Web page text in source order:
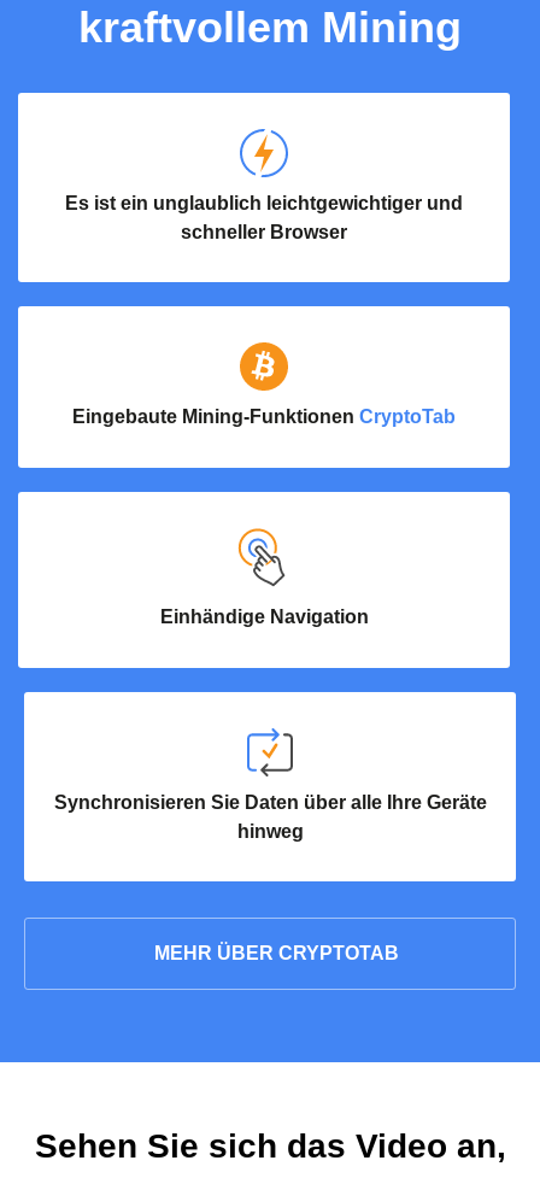
kraftvollem Mining
Es ist ein unglaublich leichtgewichtiger und
schneller Browser
Eingebaute Mining-Funktionen CryptoTab
Einhändige Navigation
Synchronisieren Sie Daten über alle Ihre Geräte
hinweg
MEHR ÜBER CRYPTOTAB
Sehen Sie sich das Video an,